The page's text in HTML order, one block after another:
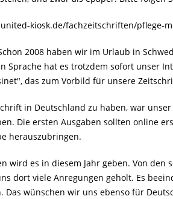
kiosk.de/fachzeitschriften/pflege-
2008 haben wir im Urlaub in
Sprache hat es trotzdem sofort unser
das zum Vorbild für unsere
in Deutschland zu haben, war
Die ersten Ausgaben sollten online
herauszubringen.
wird es in diesem Jahr geben. Von
dort viele Anregungen geholt. Es
Das wünschen wir uns ebenso für